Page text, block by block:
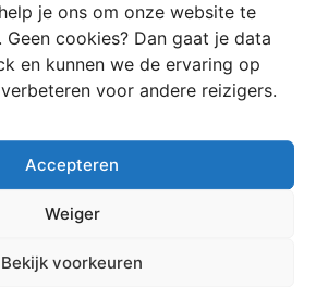
je ons om onze website te
cookies? Dan gaat je data
en kunnen we de ervaring op
voor andere reizigers.
Accepteren
Weiger
Bekijk voorkeuren
het oude Portugese fort en
de oude stad met Swahili-
en de botanische tuinen. Ook
veilig voor